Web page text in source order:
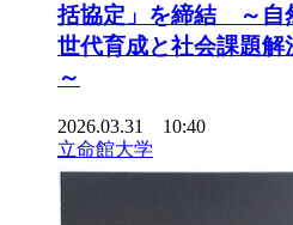
括協定」を締結 ～自
世代育成と社会課題
～
2026.03.31 10:40
立命館大学